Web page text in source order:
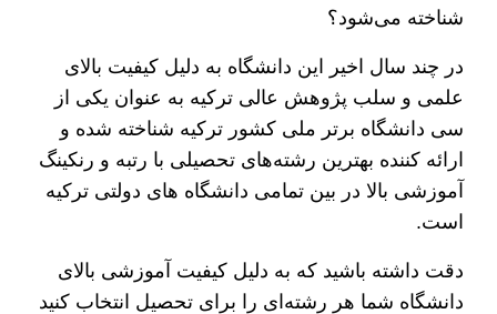
شناخته می‌شود؟
در چند سال اخیر این دانشگاه به دلیل کیفیت بالای
علمی و سلب پژوهش عالی ترکیه به عنوان یکی از
سی دانشگاه برتر ملی کشور ترکیه شناخته شده و
ارائه‌ کننده بهترین رشته‌های تحصیلی با رتبه و رنکینگ
آموزشی بالا در بین تمامی دانشگاه های دولتی ترکیه
است.
دقت داشته باشید که به دلیل کیفیت آموزشی بالای
دانشگاه شما هر رشته‌ای را برای تحصیل انتخاب کنید